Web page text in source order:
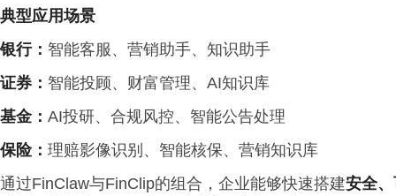
典型应用场景
银行： 智能客服、营销助手、知识助手
证券： 智能投顾、财富管理、AI知识库
基金： AI投研、合规风控、智能公告处理
保险： 理赔影像识别、智能核保、营销知识库
通过FinClaw与FinClip的组合，企业能够快速搭建安全